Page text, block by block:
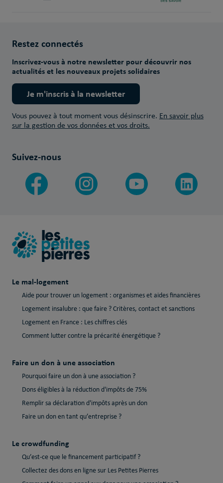
Restez connectés
Inscrivez-vous à notre newsletter pour découvrir nos
actualités et les nouveaux projets solidaires
Je m'inscris à la newsletter
Vous pouvez à tout moment vous désinscrire. En savoir plus
sur la gestion de vos données et vos droits.
Suivez-nous
Le mal-logement
Aide pour trouver un logement : organismes et aides financières
Logement insalubre : que faire ? Critères, contact et sanctions
Logement en France : Les chiffres clés
Comment lutter contre la précarité énergétique ?
Faire un don à une association
Pourquoi faire un don à une association ?
Dons éligibles à la réduction d'impôts de 75%
Remplir sa déclaration d'impôts après un don
Faire un don en tant qu’entreprise ?
Le crowdfunding
Qu’est-ce que le financement participatif ?
Collectez des dons en ligne sur Les Petites Pierres